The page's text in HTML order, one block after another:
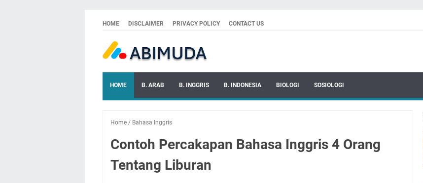
HOME DISCLAIMER PRIVACY POLICY CONTACT US
HOME B. ARAB B. INGGRIS B. INDONESIA BIOLOGI SOSIOLOGI
Home / Bahasa Inggris
Contoh Percakapan Bahasa Inggris 4 Orang
Tentang Liburan